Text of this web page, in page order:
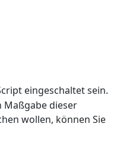
eingeschaltet sein.
Maßgabe dieser
wollen, können Sie